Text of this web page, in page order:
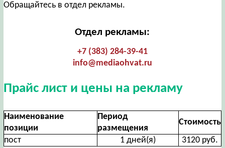
Обращайтесь в отдел рекламы.
Отдел рекламы:
+7 (383) 284-39-41
info@mediaohvat.ru
Прайс лист и цены на рекламу
Наименование
позиции
Период
размещения
Стоимость
пост
1 дней(я) 3120 руб.